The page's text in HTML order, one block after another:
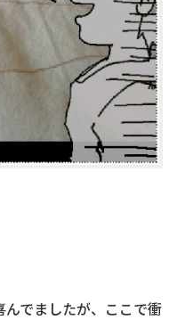
でましたが、ここで衝